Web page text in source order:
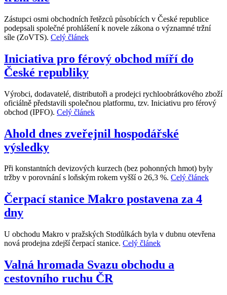
Zástupci osmi obchodních řetězců působících v České republice
podepsali společné prohlášení k novele zákona o významné tržní
síle (ZoVTS). Celý článek
Iniciativa pro férový obchod míří do
České republiky
Výrobci, dodavatelé, distributoři a prodejci rychloobrátkového zboží
oficiálně představili společnou platformu, tzv. Iniciativu pro férový
obchod (IPFO). Celý článek
Ahold dnes zveřejnil hospodářské
výsledky
Při konstantních devizových kurzech (bez pohonných hmot) byly
tržby v porovnání s loňským rokem vyšší o 26,3 %. Celý článek
Čerpací stanice Makro postavena za 4
dny
U obchodu Makro v pražských Stodůlkách byla v dubnu otevřena
nová prodejna zdejší čerpací stanice. Celý článek
Valná hromada Svazu obchodu a
cestovního ruchu ČR